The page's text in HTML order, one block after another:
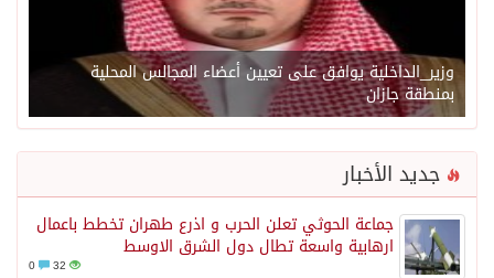
وزير_الداخلية يوافق على تعيين أعضاء المجالس المحلية
بمنطقة جازان
جديد الأخبار
جماعة الحوثي تعلن الحرب و اذرع طهران تخطط باعمال
ارهابية واسعة تطال دول الشرق الاوسط
32